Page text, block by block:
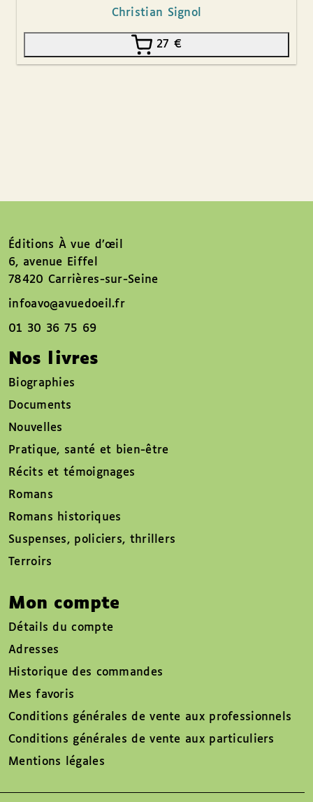
Christian Signol
27 €
Éditions À vue d’œil
6, avenue Eiffel
78420 Carrières-sur-Seine
infoavo@avuedoeil.fr
01 30 36 75 69
Nos livres
Biographies
Documents
Nouvelles
Pratique, santé et bien-être
Récits et témoignages
Romans
Romans historiques
Suspenses, policiers, thrillers
Terroirs
Mon compte
Détails du compte
Adresses
Historique des commandes
Mes favoris
Conditions générales de vente aux professionnels
Conditions générales de vente aux particuliers
Mentions légales